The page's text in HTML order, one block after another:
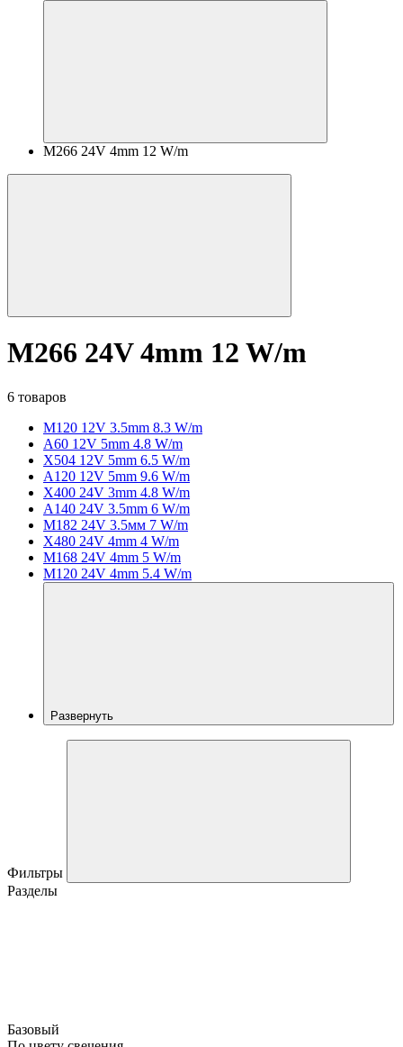
M266 24V 4mm 12 W/m
M266 24V 4mm 12 W/m
6 товаров
M120 12V 3.5mm 8.3 W/m
A60 12V 5mm 4.8 W/m
X504 12V 5mm 6.5 W/m
A120 12V 5mm 9.6 W/m
X400 24V 3mm 4.8 W/m
A140 24V 3.5mm 6 W/m
M182 24V 3.5мм 7 W/m
X480 24V 4mm 4 W/m
M168 24V 4mm 5 W/m
M120 24V 4mm 5.4 W/m
Развернуть
Фильтры
Разделы
Базовый